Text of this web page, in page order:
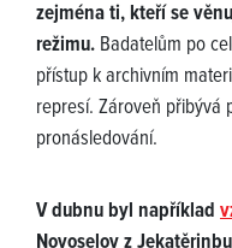
zejména ti, kteří se
režimu. Badatelům po
přístup k archivním
represí. Zároveň přibývá
pronásledování.
V dubnu byl například